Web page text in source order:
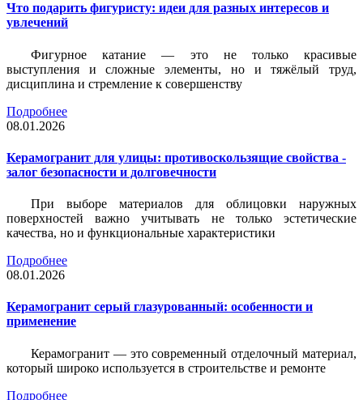
Что подарить фигуристу: идеи для разных интересов и
увлечений
Фигурное катание — это не только красивые
выступления и сложные элементы, но и тяжёлый труд,
дисциплина и стремление к совершенству
Подробнее
08.01.2026
Керамогранит для улицы: противоскользящие свойства -
залог безопасности и долговечности
При выборе материалов для облицовки наружных
поверхностей важно учитывать не только эстетические
качества, но и функциональные характеристики
Подробнее
08.01.2026
Керамогранит серый глазурованный: особенности и
применение
Керамогранит — это современный отделочный материал,
который широко используется в строительстве и ремонте
Подробнее